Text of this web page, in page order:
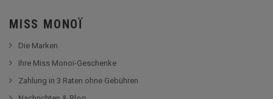
MISS MONOÏ
Die Marken
Ihre Miss Monoï-Geschenke
Zahlung in 3 Raten ohne Gebühren